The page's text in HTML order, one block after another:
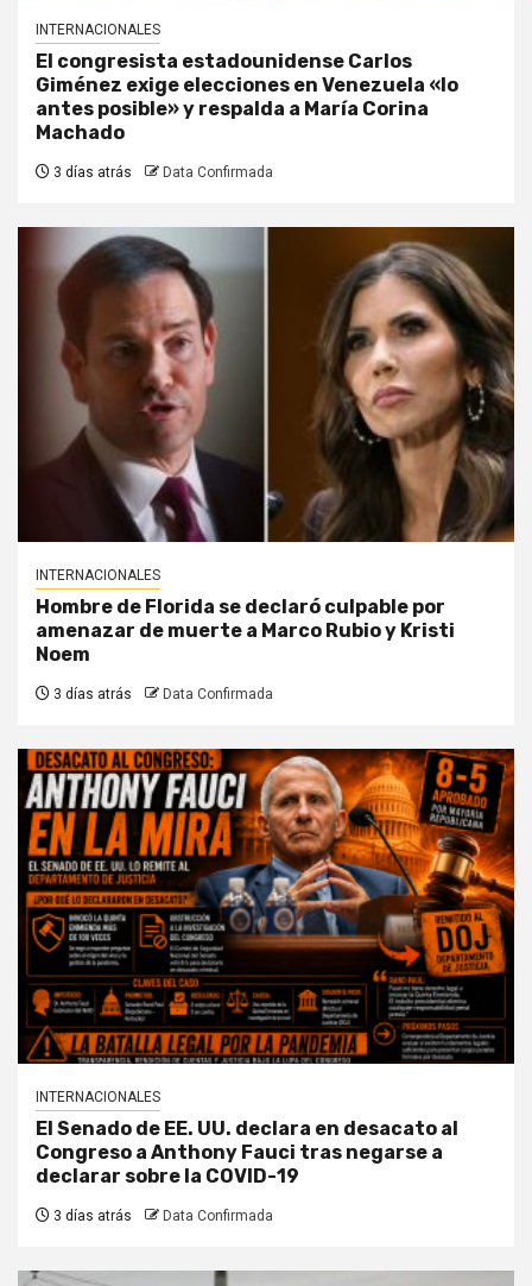
INTERNACIONALES
El congresista estadounidense Carlos
Giménez exige elecciones en Venezuela «lo
antes posible» y respalda a María Corina
Machado
3 días atrás Data Confirmada
INTERNACIONALES
Hombre de Florida se declaró culpable por
amenazar de muerte a Marco Rubio y Kristi
Noem
3 días atrás Data Confirmada
INTERNACIONALES
El Senado de EE. UU. declara en desacato al
Congreso a Anthony Fauci tras negarse a
declarar sobre la COVID-19
3 días atrás Data Confirmada